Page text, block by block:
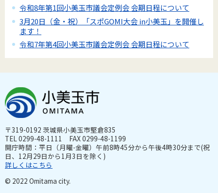
令和8年第1回小美玉市議会定例会 会期日程について
3月20日（金・祝）「スポGOMI大会 in小美玉」を開催し
ます！
令和7年第4回小美玉市議会定例会 会期日程について
〒319-0192 茨城県小美玉市堅倉835
TEL 0299-48-1111 FAX 0299-48-1199
開庁時間：平日（月曜-金曜）午前8時45分から午後4時30分まで(祝
日、12月29日から1月3日を除く)
詳しくはこちら
© 2022 Omitama city.